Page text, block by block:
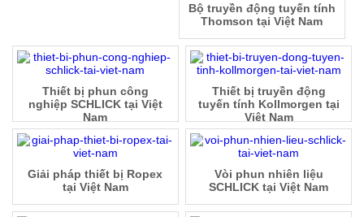
Bộ truyền động tuyến tính
Thomson tại Việt Nam
Thiết bị truyền động
tuyến tính Kollmorgen tại
Việt Nam
Thiết bị phun công
nghiệp SCHLICK tại Việt
Nam
Vòi phun nhiên liệu
SCHLICK tại Việt Nam
Giải pháp thiết bị Ropex
tại Việt Nam